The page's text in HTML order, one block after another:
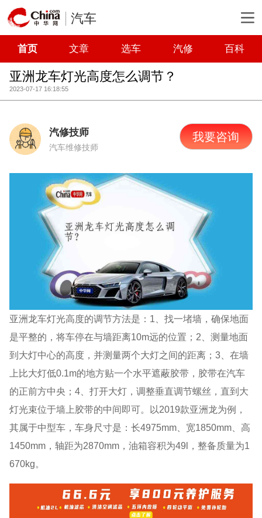
汽车
首页 文章 选车 汽修 百科
亚洲龙车灯光高度怎么调节？
2023-07-17 16:18:55
汽修技师
汽车维修技师
我要咨询
亚洲龙车灯光高度的调节方法是：1、找一堵墙，确保地面
是平整的，将车停在与墙距离10m远的位置；2、测量地面
到大灯中心的高度，并测量两个大灯之间的距离；3、在墙
上比大灯低0.1m的地方贴一个水平遮蔽胶带，胶带在汽车
的正前方中央；4、打开大灯，调整垂直调节螺丝，直到大
灯光束位于墙上胶带的中间即可。以2019款亚洲龙为例，
其属于中型车，车身尺寸是：长4975mm、宽1850mm、高
1450mm，轴距为2870mm，油箱容积为49l，整备质量为1
670kg。